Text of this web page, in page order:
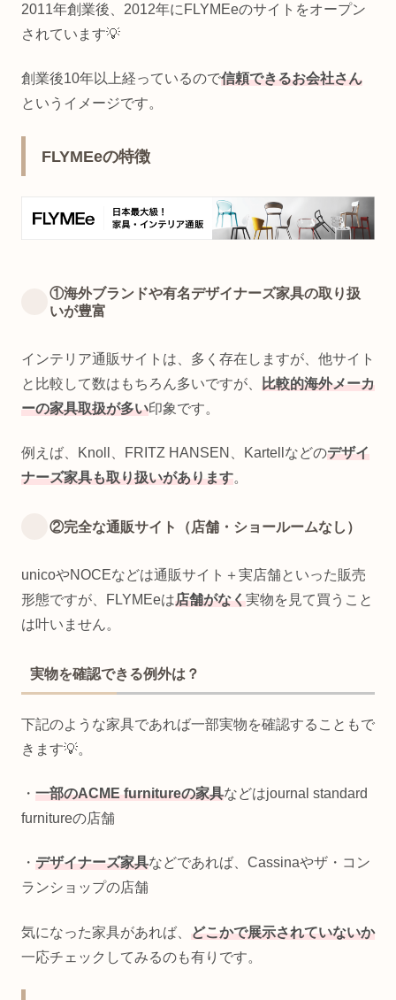
2011年創業後、2012年にFLYMEeのサイトをオープン
されています💡
創業後10年以上経っているので信頼できるお会社さん
というイメージです。
FLYMEeの特徴
①海外ブランドや有名デザイナーズ家具の取り扱
いが豊富
インテリア通販サイトは、多く存在しますが、他サイト
と比較して数はもちろん多いですが、 比較的海外メーカ
ーの家具取扱が多い印象です。
例えば、Knoll、FRITZ HANSEN、Kartellなどのデザイ
ナーズ家具も取り扱いがあります。
②完全な通販サイト（店舗・ショールームなし）
unicoやNOCEなどは通販サイト＋実店舗といった販売
形態ですが、FLYMEeは店舗がなく実物を見て買うこと
は叶いません。
実物を確認できる例外は？
下記のような家具であれば一部実物を確認することもで
きます💡。
・ 一部のACME furnitureの家具などはjournal standard
furnitureの店舗
・ デザイナーズ家具などであれば、Cassinaやザ・コン
ランショップの店舗
気になった家具があれば、 どこかで展示されていないか
一応チェックしてみるのも有りです。